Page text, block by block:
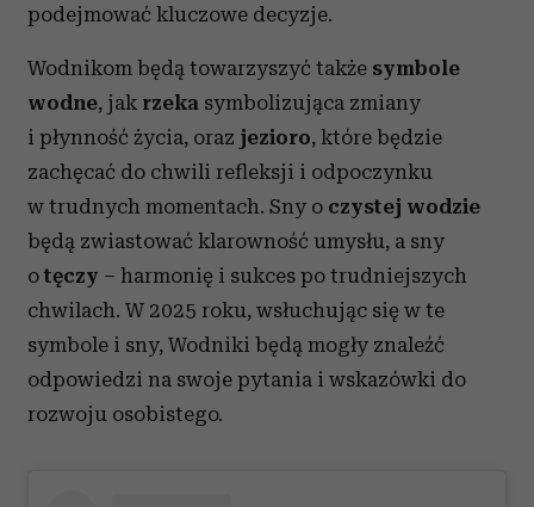
podejmować kluczowe decyzje.
Wodnikom będą towarzyszyć także symbole
wodne, jak rzeka symbolizująca zmiany
i płynność życia, oraz jezioro, które będzie
zachęcać do chwili refleksji i odpoczynku
w trudnych momentach. Sny o czystej wodzie
będą zwiastować klarowność umysłu, a sny
otęczy – harmonię i sukces po trudniejszych
chwilach. W 2025 roku, wsłuchując się w te
symbole i sny, Wodniki będą mogły znaleźć
odpowiedzi na swoje pytania i wskazówki do
rozwoju osobistego.